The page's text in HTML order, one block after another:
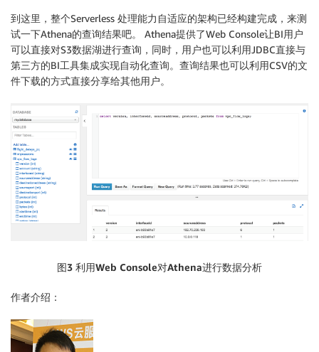
到这里，整个Serverless 处理能力自适应的架构已经构建完成，来测
试一下Athena的查询结果吧。 Athena提供了Web Console让BI用户
可以直接对S3数据湖进行查询，同时，用户也可以利用JDBC直接与
第三方的BI工具集成实现自动化查询。查询结果也可以利用CSV的文
件下载的方式直接分享给其他用户。
图3 利用Web Console对Athena进行数据分析
作者介绍：